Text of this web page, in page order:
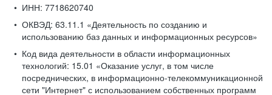
ИНН: 7718620740
ОКВЭД: 63.11.1 «Деятельность по созданию и
использованию баз данных и информационных ресурсов»
Код вида деятельности в области информационных
технологий: 15.01 «Оказание услуг, в том числе
посреднических, в информационно-телекоммуникационной
сети "Интернет" с использованием собственных программ